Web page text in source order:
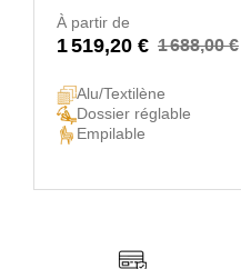
À partir de
1 519,20 € 1 688,00 €
Alu/Textilène
Dossier réglable
Empilable